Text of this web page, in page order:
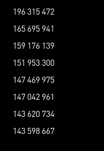
196 315 472
165 695 941
159 176 139
151 953 300
147 469 975
147 042 961
143 620 734
143 598 667